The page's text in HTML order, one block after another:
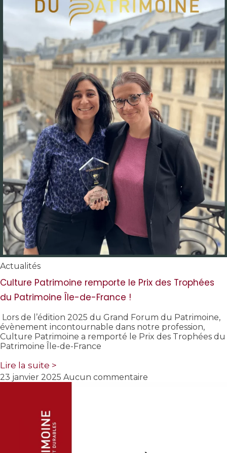
Actualités
Culture Patrimoine remporte le Prix des Trophées
du Patrimoine Île-de-France !
Lors de l’édition 2025 du Grand Forum du Patrimoine,
évènement incontournable dans notre profession,
Culture Patrimoine a remporté le Prix des Trophées du
Patrimoine Île-de-France
Lire la suite >
23 janvier 2025 Aucun commentaire